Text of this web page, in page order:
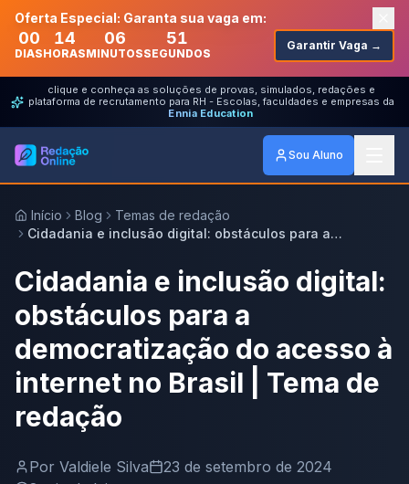
Oferta Especial: Garanta sua vaga em:
00
DIAS
14
HORAS
06
MINUTOS
51
SEGUNDOS
Garantir Vaga →
clique e conheça as soluções de provas, simulados, redações e
plataforma de recrutamento para RH - Escolas, faculdades e empresas da
Ennia Education
Sou Aluno
Início Blog
Temas de redação
Cidadania e inclusão digital: obstáculos para a
redação
Cidadania e inclusão digital:
obstáculos para a
democratização do acesso à
internet no Brasil | Tema de
redação
Por Valdiele Silva
23 de setembro de 2024